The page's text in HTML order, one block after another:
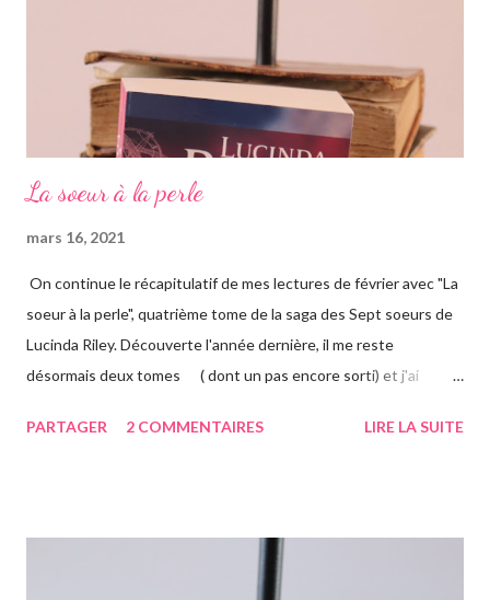
La soeur à la perle
mars 16, 2021
On continue le récapitulatif de mes lectures de février avec "La
soeur à la perle", quatrième tome de la saga des Sept soeurs de
Lucinda Riley. Découverte l'année dernière, il me reste
désormais deux tomes ( dont un pas encore sorti) et j'ai
avez pu le voir précédemment sur le blog. Cette fois-ci on suit la
campagne anglaise, elle va quant à elle partir à l'autre bout du
globe. Habituée à voyager, mais jamais seule, ce long courrier lui
PARTAGER 2 COMMENTAIRES LIRE LA SUITE